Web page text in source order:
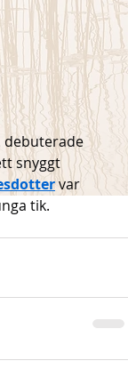
debuterade
snyggt
var
tik.